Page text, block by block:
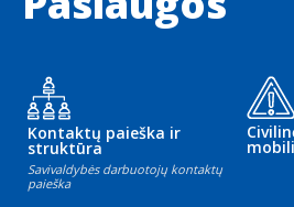
Kontaktų paieška ir
struktūra
Savivaldybės darbuotojų kontaktų
paieška